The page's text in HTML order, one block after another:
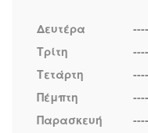
Δευτέρα
----
Τρίτη
----
Τετάρτη
----
Πέμπτη
----
Παρασκευή
----